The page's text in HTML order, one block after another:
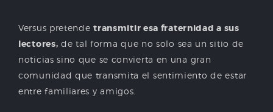
Versus pretendetransmitir esa fraternidad a sus
lectores, de tal forma que no solo sea un sitio de
noticias sino que se convierta en una gran
comunidad que transmita el sentimiento de estar
entre familiares y amigos.